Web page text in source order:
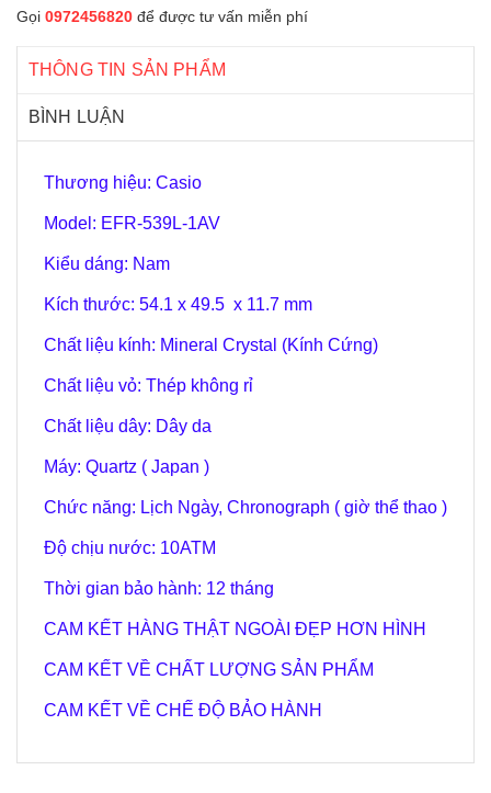
Gọi 0972456820 để được tư vấn miễn phí
THÔNG TIN SẢN PHẨM
BÌNH LUẬN
Thương hiệu: Casio
Model: EFR-539L-1AV
Kiểu dáng: Nam
Kích thước: 54.1 x 49.5 x 11.7 mm
Chất liệu kính: Mineral Crystal (Kính Cứng)
Chất liệu vỏ: Thép không rỉ
Chất liệu dây: Dây da
Máy: Quartz ( Japan )
Chức năng: Lịch Ngày, Chronograph ( giờ thể thao )
Độ chịu nước: 10ATM
Thời gian bảo hành: 12 tháng
CAM KẾT HÀNG THẬT NGOÀI ĐẸP HƠN HÌNH
CAM KẾT VỀ CHẤT LƯỢNG SẢN PHẨM
CAM KẾT VỀ CHẾ ĐỘ BẢO HÀNH